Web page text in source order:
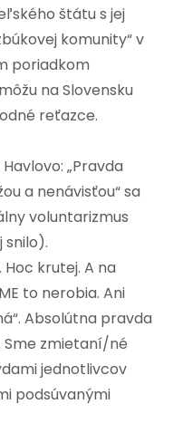
štátu s jej
komunity“ v
poriadkom
na Slovensku
reťazce.
„Pravda
a nenávisťou“ sa
voluntarizmus
snilo).
krutej. A na
to nerobia. Ani
Absolútna pravda
Sme zmietaní/né
jednotlivcov
podsúvanými